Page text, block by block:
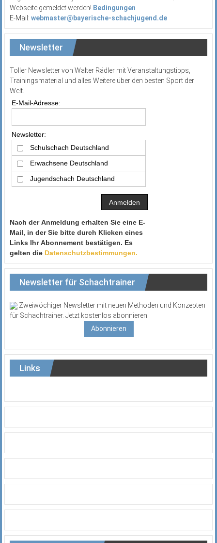
Webseite gemeldet werden! Bedingungen
E-Mail: webmaster@bayerische-schachjugend.de
Newsletter
Toller Newsletter von Walter Rädler mit Veranstaltungstipps,
Trainingsmaterial und alles Weitere über den besten Sport der
Welt.
E-Mail-Adresse:
Newsletter:
Schulschach Deutschland
Erwachsene Deutschland
Jugendschach Deutschland
Nach der Anmeldung erhalten Sie eine E-
Mail, in der Sie bitte durch Klicken eines
Links Ihr Abonnement bestätigen. Es
gelten die Datenschutzbestimmungen.
Newsletter für Schachtrainer
Zweiwöchiger Newsletter mit neuen Methoden und Konzepten
für Schachtrainer. Jetzt kostenlos abonnieren.
Abonnieren
Links